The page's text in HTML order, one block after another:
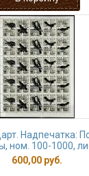
Надпечатка:
ном. 100-1000,
600,00 руб.